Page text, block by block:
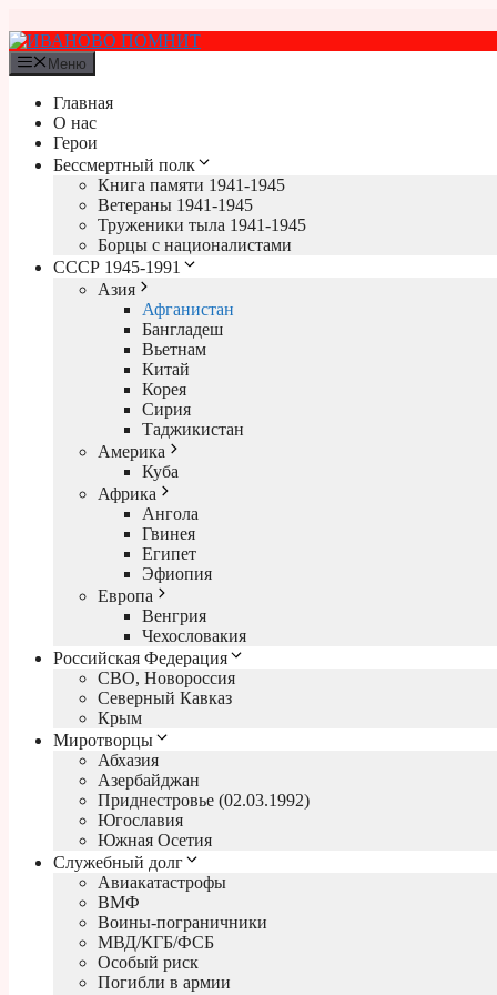
к
содержимому
Меню
Главная
О нас
Герои
Бессмертный полк
Книга памяти 1941-1945
Ветераны 1941-1945
Труженики тыла 1941-1945
Борцы с националистами
СССР 1945-1991
Азия
Афганистан
Бангладеш
Вьетнам
Китай
Корея
Сирия
Таджикистан
Америка
Куба
Африка
Ангола
Гвинея
Египет
Эфиопия
Европа
Венгрия
Чехословакия
Российская Федерация
СВО, Новороссия
Северный Кавказ
Крым
Миротворцы
Абхазия
Азербайджан
Приднестровье (02.03.1992)
Югославия
Южная Осетия
Служебный долг
Авиакатастрофы
ВМФ
Воины-пограничники
МВД/КГБ/ФСБ
Особый риск
Погибли в армии